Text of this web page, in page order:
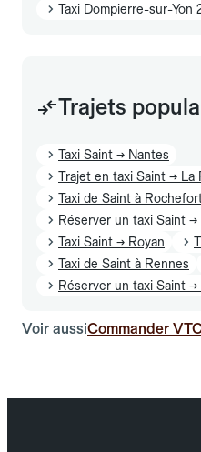
Taxi Dompierre-sur-Yon
Trajets
Taxi Saint → Nantes
Trajet en taxi Saint → La
Taxi de Saint à
Réserver un taxi Saint →
Taxi Saint → Royan
Taxi de Saint à Rennes
Réserver un taxi Saint →
Voir aussiCommander